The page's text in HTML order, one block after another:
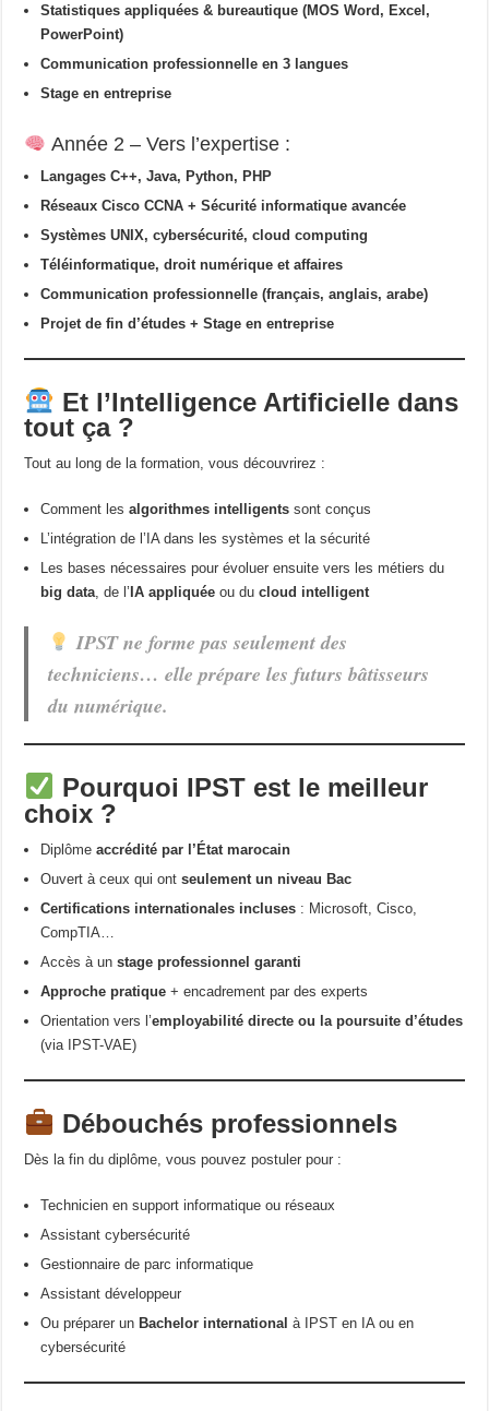
Statistiques appliquées & bureautique (MOS Word, Excel,
PowerPoint)
Communication professionnelle en 3 langues
Stage en entreprise
Année 2 – Vers l’expertise :
Langages C++, Java, Python, PHP
Réseaux Cisco CCNA + Sécurité informatique avancée
Systèmes UNIX, cybersécurité, cloud computing
Téléinformatique, droit numérique et affaires
Communication professionnelle (français, anglais, arabe)
Projet de fin d’études + Stage en entreprise
Et l’Intelligence Artificielle dans
tout ça ?
Tout au long de la formation, vous découvrirez :
Comment lesalgorithmes intelligents sont conçus
L’intégration de l’IA dans les systèmes et la sécurité
Les bases nécessaires pour évoluer ensuite vers les métiers du
big data, de l’ IA appliquée ou ducloud intelligent
IPST ne forme pas seulement des
techniciens… elle prépare les futurs bâtisseurs
du numérique.
Pourquoi IPST est le meilleur
choix ?
Diplômeaccrédité par l’État marocain
Ouvert à ceux qui ontseulement un niveau Bac
Certifications internationales incluses : Microsoft, Cisco,
CompTIA…
Accès à unstage professionnel garanti
Approche pratique + encadrement par des experts
Orientation vers l’employabilité directe ou la poursuite d’études
(via IPST-VAE)
Débouchés professionnels
Dès la fin du diplôme, vous pouvez postuler pour :
Technicien en support informatique ou réseaux
Assistant cybersécurité
Gestionnaire de parc informatique
Assistant développeur
Ou préparer unBachelor international à IPST en IA ou en
cybersécurité